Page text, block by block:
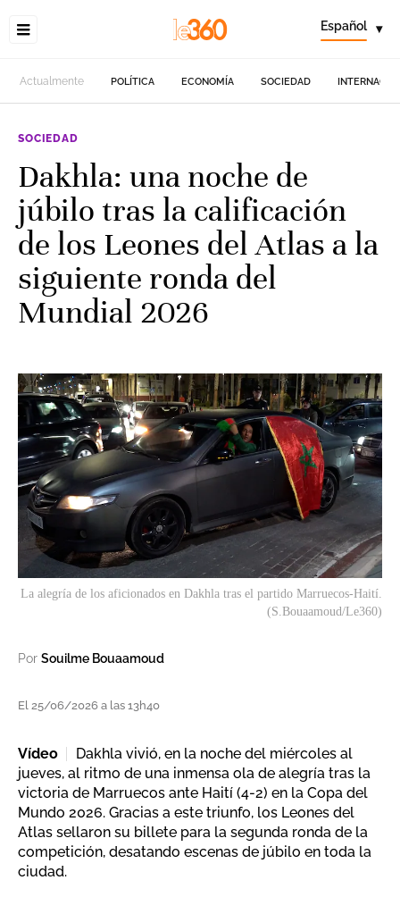
Español ▾
Actualmente POLÍTICA ECONOMÍA SOCIEDAD
SOCIEDAD
Dakhla: una noche de
júbilo tras la calificación
de los Leones del Atlas a la
siguiente ronda del
Mundial 2026
La alegría de los aficionados en Dakhla tras el partido Marruecos-Haití.
(S.Bouaamoud/Le360)
Por Souilme Bouaamoud
El 25/06/2026 a las 13h40
Vídeo
Dakhla vivió, en la noche del miércoles al
jueves, al ritmo de una inmensa ola de alegría tras la
victoria de Marruecos ante Haití (4-2) en la Copa del
Mundo 2026. Gracias a este triunfo, los Leones del
Atlas sellaron su billete para la segunda ronda de la
competición, desatando escenas de júbilo en toda la
ciudad.